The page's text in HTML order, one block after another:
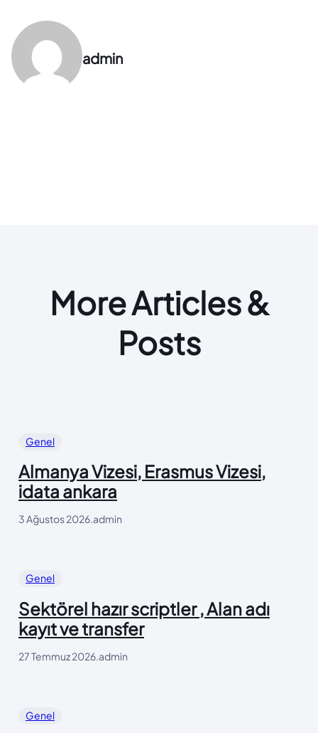
admin
More Articles &
Posts
Genel
Almanya Vizesi, Erasmus Vizesi,
idata ankara
3 Ağustos 2026.admin
Genel
Sektörel hazır scriptler , Alan adı
kayıt ve transfer
27 Temmuz 2026 admin
Genel